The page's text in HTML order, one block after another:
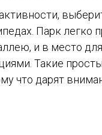
Парк
и в место
Такие
что дарят